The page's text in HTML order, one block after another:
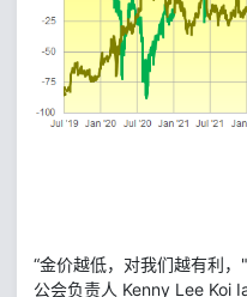
“金价越低，对我们越有利
公会负责人 Kenny Lee Koi